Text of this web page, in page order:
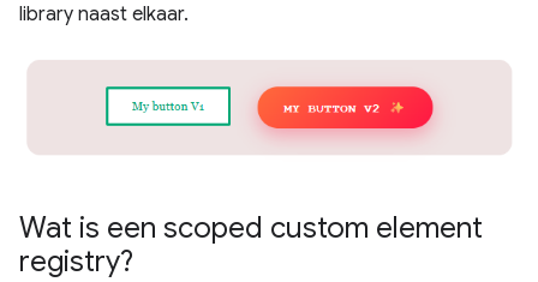
library naast elkaar.
Wat is een scoped custom element
registry?